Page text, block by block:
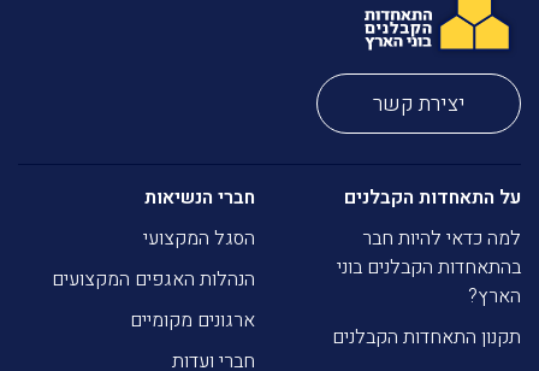
יצירת קשר
על התאחדות הקבלנים
למה כדאי להיות חבר
בהתאחדות הקבלנים בוני
הארץ?
תקנון התאחדות הקבלנים
חברי הנשיאות
הסגל המקצועי
הנהלות האגפים המקצועים
ארגונים מקומיים
חברי ועדות